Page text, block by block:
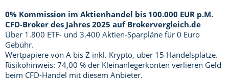
0% Kommission im Aktienhandel bis 100.000 EUR p.M.
CFD-Broker des Jahres 2025 auf Brokervergleich.de
Über 1.800 ETF- und 3.400 Aktien-Sparpläne für 0 Euro
Gebühr.
Wertpapiere von A bis Z inkl. Krypto, über 15 Handelsplätze.
Risikohinweis: 74,00 % der Kleinanlegerkonten verlieren Geld
beim CFD-Handel mit diesem Anbieter.